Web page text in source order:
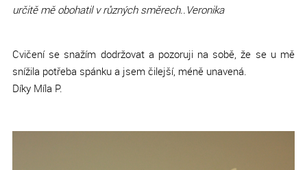
určitě mě obohatil v různých směrech.. Veronika
Cvičení se snažím dodržovat a pozoruji na sobě, že se u mě
snížila potřeba spánku a jsem čilejší, méně unavená.
Díky Míla P.